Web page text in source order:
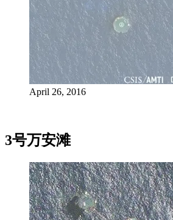
April 26, 2016
3号万安滩